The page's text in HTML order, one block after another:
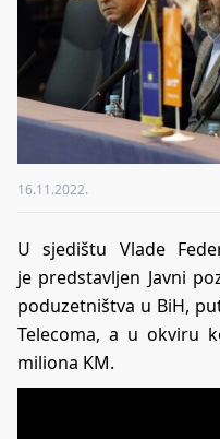
16.11.2022.
U sjedištu Vlade
je predstavljen Javni
poduzetništva u BiH,
Telecoma, a u okviru
miliona KM.